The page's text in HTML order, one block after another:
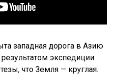
западная дорога в Азию
экспедиции
что Земля — круглая.